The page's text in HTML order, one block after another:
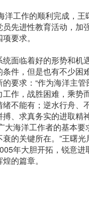
洋工作的顺利完成，王
先进性教育活动，加
要求。
面临着好的形势和机
件，但是也有不少困
要求：“作为海洋主
作，战胜困难，乘势
不能有；逆水行舟、
、求真务实的进取精
大海洋工作者的基本要
的关键所在。”王曙
年大胆开拓，锐意进
的篇章。